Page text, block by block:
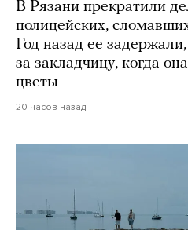
В Рязани прекратили
полицейских,
Год назад ее
за закладчицу, когда
цветы
20 часов назад